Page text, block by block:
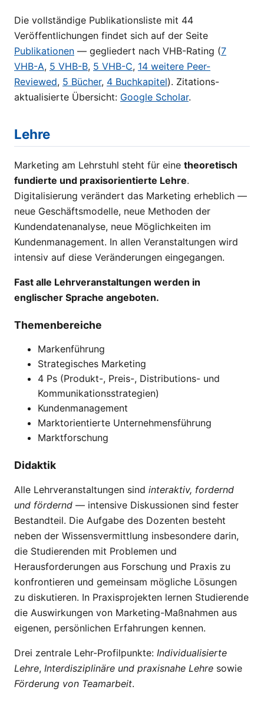
Die vollständige Publikationsliste mit 44
Veröffentlichungen findet sich auf der Seite
Publikationen — gegliedert nach VHB-Rating (7
VHB-A, 5 VHB-B, 5 VHB-C, 14 weitere Peer-
Reviewed, 5 Bücher, 4 Buchkapitel). Zitations-
aktualisierte Übersicht: Google Scholar.
Lehre
Marketing am Lehrstuhl steht für eine theoretisch
fundierte und praxisorientierte Lehre.
Digitalisierung verändert das Marketing erheblich —
neue Geschäftsmodelle, neue Methoden der
Kundendatenanalyse, neue Möglichkeiten im
Kundenmanagement. In allen Veranstaltungen wird
intensiv auf diese Veränderungen eingegangen.
Fast alle Lehrveranstaltungen werden in
englischer Sprache angeboten.
Themenbereiche
Markenführung
Strategisches Marketing
4 Ps (Produkt-, Preis-, Distributions- und
Kommunikationsstrategien)
Kundenmanagement
Marktorientierte Unternehmensführung
Marktforschung
Didaktik
Alle Lehrveranstaltungen sind interaktiv, fordernd
und fördernd — intensive Diskussionen sind fester
Bestandteil. Die Aufgabe des Dozenten besteht
neben der Wissensvermittlung insbesondere darin,
die Studierenden mit Problemen und
Herausforderungen aus Forschung und Praxis zu
konfrontieren und gemeinsam mögliche Lösungen
zu diskutieren. In Praxisprojekten lernen Studierende
die Auswirkungen von Marketing-Maßnahmen aus
eigenen, persönlichen Erfahrungen kennen.
Drei zentrale Lehr-Profilpunkte: Individualisierte
Lehre, Interdisziplinäre und praxisnahe Lehre sowie
Förderung von Teamarbeit.